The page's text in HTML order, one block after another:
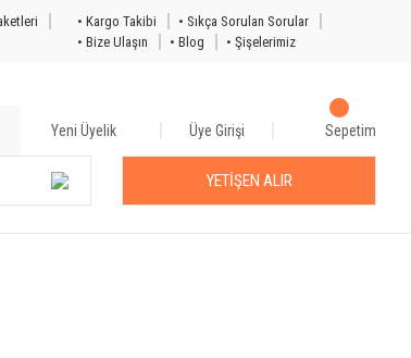
• Kargo Takibi
• Sıkça Sorulan Sorular
• Bize Ulaşın
• Blog
• Şişelerimiz
Yeni Üyelik Üye Girişi Sepetim
YETİŞEN ALIR